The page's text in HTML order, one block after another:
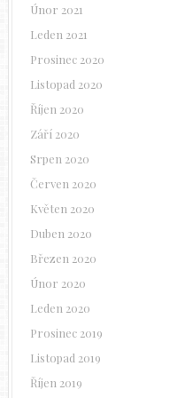
Únor 2021
Leden 2021
Prosinec 2020
Listopad 2020
Říjen 2020
Září 2020
Srpen 2020
Červen 2020
Květen 2020
Duben 2020
Březen 2020
Únor 2020
Leden 2020
Prosinec 2019
Listopad 2019
Říjen 2019